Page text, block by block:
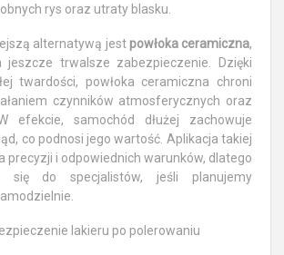
rys oraz utraty blasku.
alternatywą jest powłoka ceramiczna,
jeszcze trwalsze zabezpieczenie. Dzięki
twardości, powłoka ceramiczna chroni
czynników atmosferycznych oraz
efekcie, samochód dłużej zachowuje
co podnosi jego wartość. Aplikacja takiej
precyzji i odpowiednich warunków, dlatego
się do specjalistów, jeśli planujemy